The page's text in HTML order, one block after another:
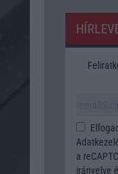
a
irányelve